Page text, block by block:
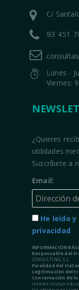
C/
93 451
Lunes -
Viernes:
¿Quieres
utilidades
Suscríbete a
Email:
He leído
privacidad
INFORMACIÓN
Responsable del
CONSULTING, S.L.
Finalidad del
Legitimación del
Conservación de
interés mutuo o